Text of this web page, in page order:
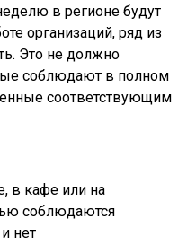
в регионе будут
организаций, ряд из
Это не должно
соблюдают в полном
соответствующим
в кафе или на
соблюдаются
нет